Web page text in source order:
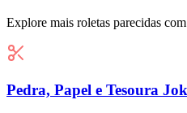
Explore mais roletas parecidas com
Pedra, Papel e Tesoura